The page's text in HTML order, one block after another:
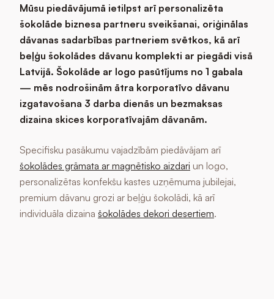
Mūsu piedāvājumā ietilpst arī personalizēta
šokolāde biznesa partneru sveikšanai, oriģinālas
dāvanas sadarbības partneriem svētkos, kā arī
beļģu šokolādes dāvanu komplekti ar piegādi visā
Latvijā. Šokolāde ar logo pasūtījums no 1 gabala
— mēs nodrošinām ātra korporatīvo dāvanu
izgatavošana 3 darba dienās un bezmaksas
dizaina skices korporatīvajām dāvanām.
Specifisku pasākumu vajadzībām piedāvājam arī
šokolādes grāmata ar magnētisko aizdari un logo,
personalizētas konfekšu kastes uzņēmuma jubilejai,
premium dāvanu grozi ar beļģu šokolādi, kā arī
individuāla dizaina šokolādes dekori desertiem.